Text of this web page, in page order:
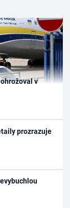
v
prozrazuje